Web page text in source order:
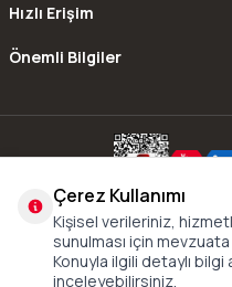
Hızlı Erişim
Önemli Bilgiler
Copyright © 2016 -
Çerez Kullanımı
Kişisel verileriniz,
sunulması için
Konuyla ilgili detaylı bilgi
inceleyebilirsiniz.